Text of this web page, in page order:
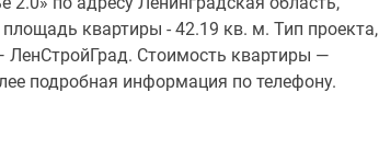
квартиры - 42.19 кв. м. Тип проекта,
Стоимость квартиры —
подробная информация по телефону.